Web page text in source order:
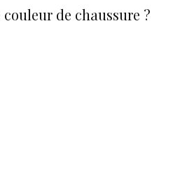
de chaussure ?